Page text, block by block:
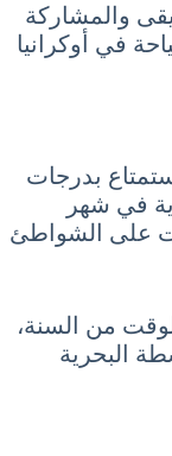
والمشاركة
في أوكرانيا
بدرجات
25 درجة مئوية في شهر
على الشواطئ
من السنة،
البحرية